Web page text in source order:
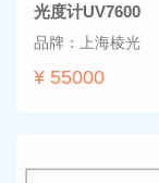
光度计UV7600
品牌：上海棱光
¥ 55000